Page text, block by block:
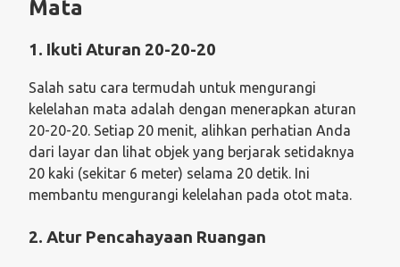
Mata
1. Ikuti Aturan 20-20-20
Salah satu cara termudah untuk mengurangi
kelelahan mata adalah dengan menerapkan aturan
20-20-20. Setiap 20 menit, alihkan perhatian Anda
dari layar dan lihat objek yang berjarak setidaknya
20 kaki (sekitar 6 meter) selama 20 detik. Ini
membantu mengurangi kelelahan pada otot mata.
2. Atur Pencahayaan Ruangan